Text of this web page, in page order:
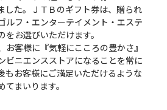
した。ＪＴＢのギフト券は、贈られ
ルフ・エンターテイメント・エステ
お選びいただけます。
客様に『気軽にこころの豊かさ』
ビニエンスストアになることを常に
もお客様にご満足いただけるような
まいります。